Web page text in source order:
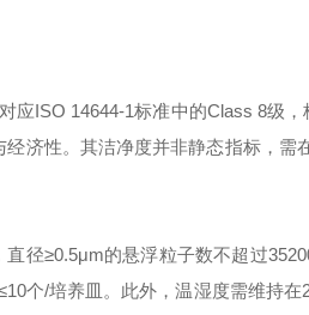
应ISO 14644-1标准中的Class 8级
济性。其洁净度并非静态指标，需
直径≥0.5μm的悬浮粒子数不超过
个/培养皿。此外，温湿度需维持